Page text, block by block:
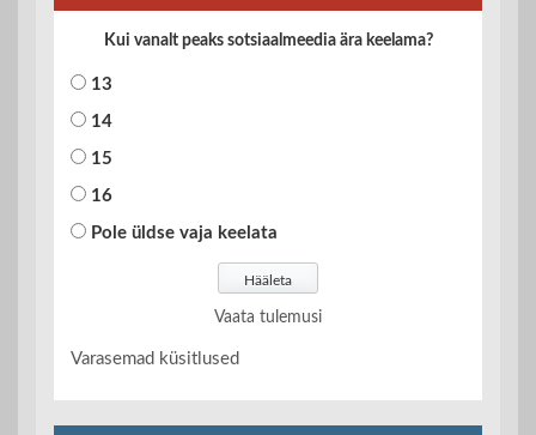
Kui vanalt peaks sotsiaalmeedia ära keelama?
13
14
15
16
Pole üldse vaja keelata
Vaata tulemusi
Varasemad küsitlused